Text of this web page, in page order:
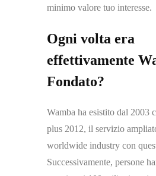
minimo valore tuo interesse.
Ogni volta era
effettivamente
Fondato?
Wamba ha esistito dal 2003
plus 2012, il servizio
worldwide industry con
Successivamente, persone